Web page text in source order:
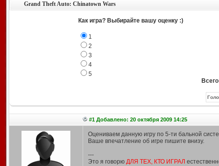
Grand Theft Auto: Chinatown Wars
Как игра? Выбирайте вашу оценку :)
1
2
3
4
5
#1 Добавлено: 20 октября 2009 14:25
Оцениваем данную игру по 5-ти бальной
Ваше впечатление об игре пишите внизу.
---
Это я говорю ДЛЯ ТЕХ, КТО ИГРАЛ